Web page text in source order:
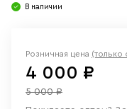
В наличии
Розничная цена (только
4 000 ₽
5 000 ₽